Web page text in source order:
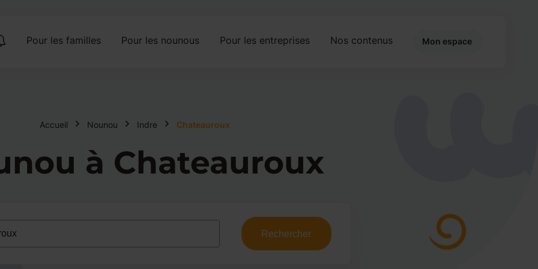
Pour les familles Pour les nounous Pour les entreprises Nos contenus Mon espace
Accueil Nounou Indre Chateauroux
à Chateauroux
Rechercher